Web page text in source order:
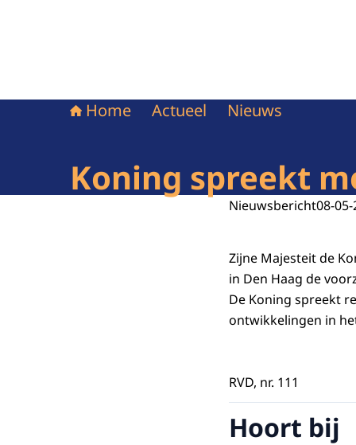
Home Actueel Nieuws
Koning spreekt
Nieuwsbericht08-
Zijne Majesteit de
in Den Haag de
De Koning spreekt
ontwikkelingen in
RVD, nr. 111
Hoort bij